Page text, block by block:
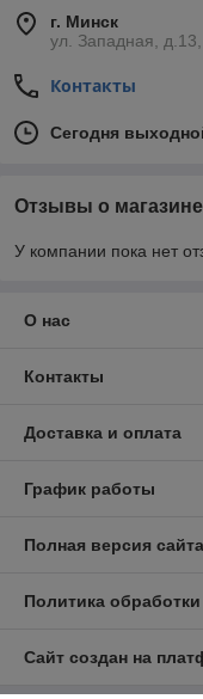
г. Минск
ул. Западная,
Контакты
Сегодня
Отзывы о магазине
У компании пока нет
О нас
Контакты
Доставка и оплата
График работы
Полная версия сайта
Политика
Сайт создан на